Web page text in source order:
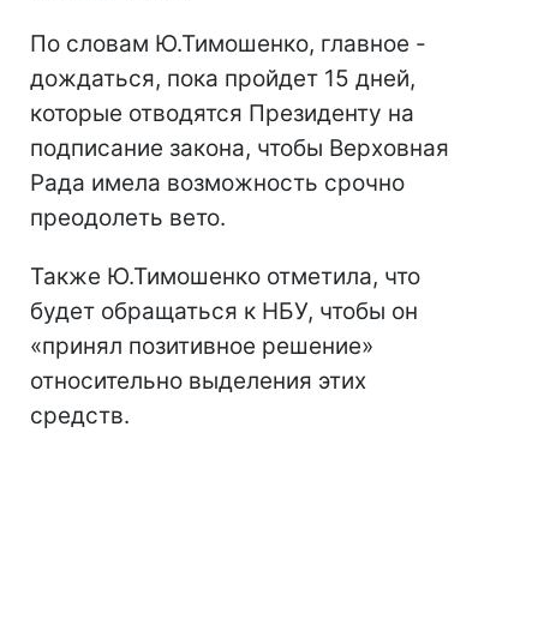
По словам Ю.Тимошенко, главное -
дождаться, пока пройдет 15 дней,
которые отводятся Президенту на
подписание закона, чтобы Верховная
Рада имела возможность срочно
преодолеть вето.
Также Ю.Тимошенко отметила, что
будет обращаться к НБУ, чтобы он
«принял позитивное решение»
относительно выделения этих
средств.